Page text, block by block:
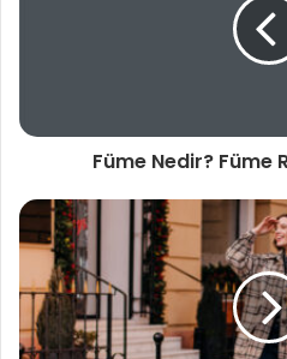
Füme Nedir? Füme